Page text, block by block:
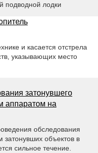
подводной лодки
и касается отстрела
указывающих место
затонувшего
аппаратом на
обследования
объектов в
сильное течение.